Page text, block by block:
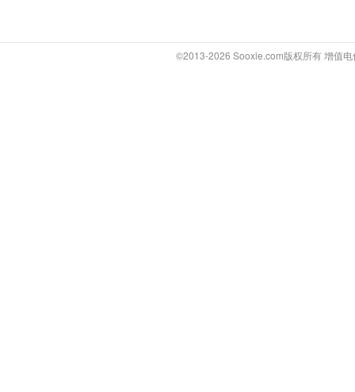
©2013-2026 Sooxie.com版权所有 增值